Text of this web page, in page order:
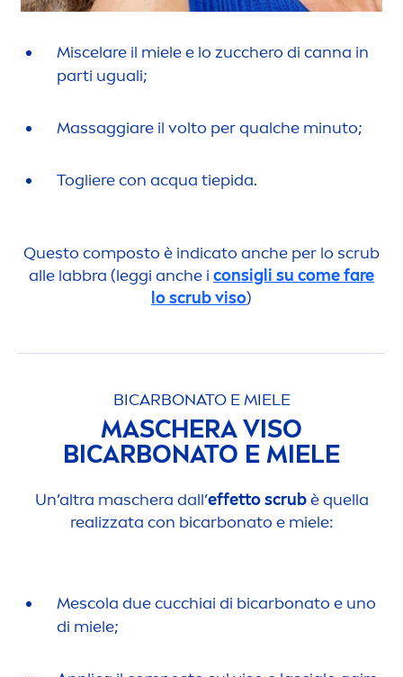
Miscelare il miele e lo zucchero di canna in
parti uguali;
Massaggiare il volto per qualche minuto;
Togliere con acqua tiepida.
Questo composto è indicato anche per lo scrub
alle labbra (leggi anche i consigli su come fare
lo scrub viso)
BICARBONATO E MIELE
MASCHERA VISO
BICARBONATO E MIELE
Un’altra maschera dall’effetto scrubè quella
realizzata con bicarbonato e miele:
Mescola due cucchiai di bicarbonato e uno
di miele;